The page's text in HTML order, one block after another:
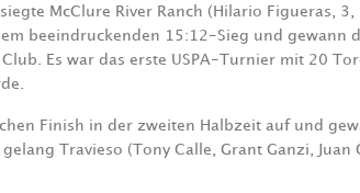
McClure River Ranch (Hilario Figueras, 3,
beeindruckenden 15:12-Sieg und gewann
Es war das erste USPA-Turnier mit 20
Finish in der zweiten Halbzeit auf und
Travieso (Tony Calle, Grant Ganzi, Juan